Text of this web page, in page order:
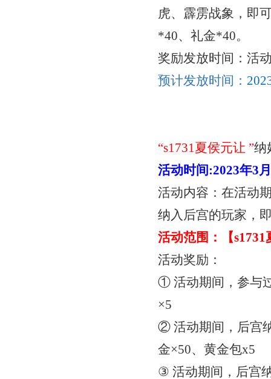
虎、霹雳战象，即
*40、礼金*40。
奖励发放时间：活
预计发放时间：
“s1731夏侯元让”纳
活动时间:2023年3
活动内容：在活动
纳入后宫的玩家，
活动范围：【
活动奖励：
① 活动期间，参与
×5
② 活动期间，后宫
金×50、黄金包x5
③ 活动期间，后宫